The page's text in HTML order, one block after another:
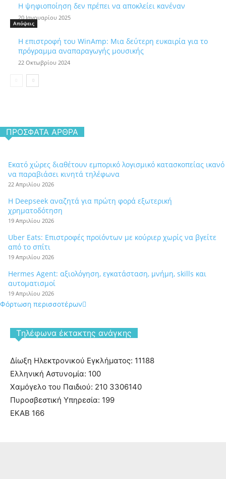
Η ψηφιοποίηση δεν πρέπει να αποκλείει κανέναν
20 Ιανουαρίου 2025
Απόψεις
Η επιστροφή του WinAmp: Μια δεύτερη ευκαιρία για το
πρόγραμμα αναπαραγωγής μουσικής
22 Οκτωβρίου 2024
ΠΡΌΣΦΑΤΑ ΆΡΘΡΑ
Εκατό χώρες διαθέτουν εμπορικό λογισμικό κατασκοπείας ικανό
να παραβιάσει κινητά τηλέφωνα
22 Απριλίου 2026
Η Deepseek αναζητά για πρώτη φορά εξωτερική
χρηματοδότηση
19 Απριλίου 2026
Uber Eats: Επιστροφές προϊόντων με κούριερ χωρίς να βγείτε
από το σπίτι
19 Απριλίου 2026
Hermes Agent: αξιολόγηση, εγκατάσταση, μνήμη, skills και
αυτοματισμοί
19 Απριλίου 2026
Φόρτωση περισσοτέρων
Tηλέφωνα έκτακτης ανάγκης
Δίωξη Ηλεκτρονικού Εγκλήματος: 11188
Ελληνική Αστυνομία: 100
Χαμόγελο του Παιδιού: 210 3306140
Πυροσβεστική Υπηρεσία: 199
ΕΚΑΒ 166